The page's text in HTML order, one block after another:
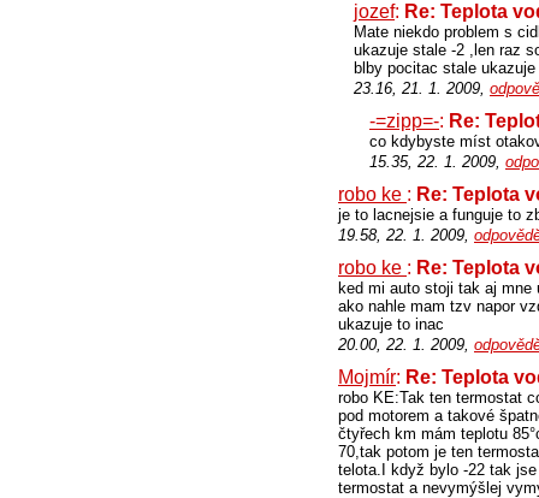
jozef: Re: Teplota
Mate niekdo problem s
ukazuje stale -2 ,len raz
blby pocitac stale ukazuje
23.16, 21. 1. 2009,
-=zipp=-: Re:
co kdybyste míst
15.35, 22. 1. 2009,
robo ke : Re: Teplota
je to lacnejsie a funguje to
19.58, 22. 1. 2009,
robo ke : Re: Teplota
ked mi auto stoji tak aj mne
ako nahle mam tzv napor
ukazuje to inac
20.00, 22. 1. 2009,
Mojmír: Re: Teplota
robo KE:Tak ten termostat
pod motorem a takové
čtyřech km mám teplotu
70,tak potom je ten
telota.I když bylo -22 tak
termostat a nevymýšlej